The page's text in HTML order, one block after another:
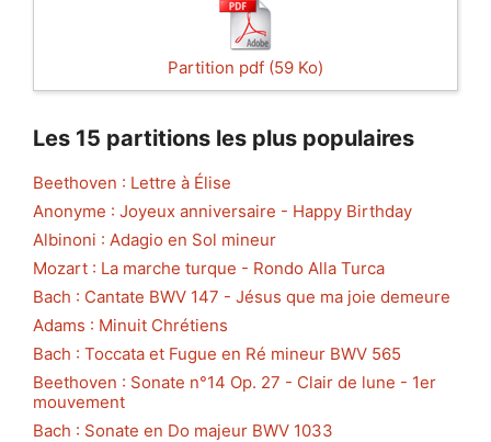
Partition pdf (59 Ko)
Les 15 partitions les plus populaires
Beethoven : Lettre à Élise
Anonyme : Joyeux anniversaire - Happy Birthday
Albinoni : Adagio en Sol mineur
Mozart : La marche turque - Rondo Alla Turca
Bach : Cantate BWV 147 - Jésus que ma joie demeure
Adams : Minuit Chrétiens
Bach : Toccata et Fugue en Ré mineur BWV 565
Beethoven : Sonate n°14 Op. 27 - Clair de lune - 1er
mouvement
Bach : Sonate en Do majeur BWV 1033